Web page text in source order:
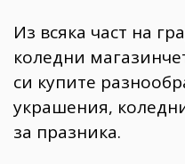
Из всяка част на
коледни
си купите
украшения,
за празника.